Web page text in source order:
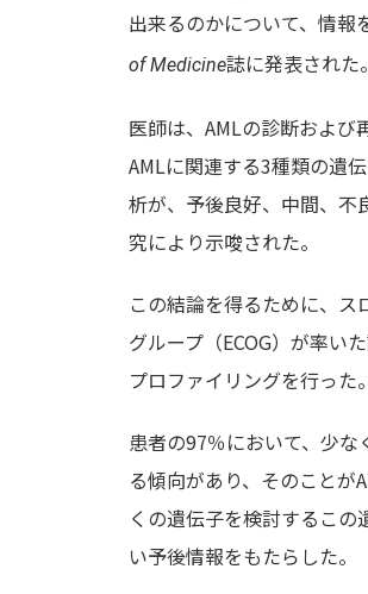
出来るのかについて、情報
of Medicine誌に発表された。
医師は、AMLの診断および
AMLに関連する3種類の遺
析が、予後良好、中間、不
究により示唆された。
この結論を得るために、
グループ（ECOG）が率い
プロファイリングを行った
患者の97％において、少
る傾向があり、そのこと
くの遺伝子を検討するこ
い予後情報をもたらした。